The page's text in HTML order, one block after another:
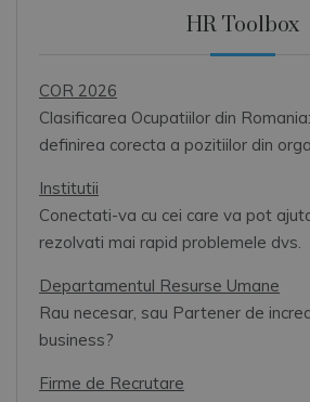
HR Toolbox
COR 2026
Clasificarea Ocupatiilor din
definirea corecta a pozitiilor din
Institutii
Conectati-va cu cei care va pot
rezolvati mai rapid problemele dvs.
Departamentul Resurse Umane
Rau necesar, sau Partener de
business?
Firme de Recrutare